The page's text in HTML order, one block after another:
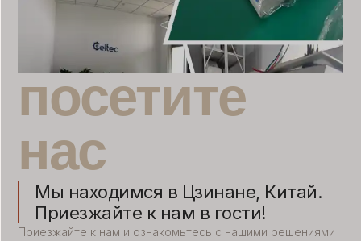
посетите
нас
Мы находимся в Цзинане, Китай.
Приезжайте к нам в гости!
Приезжайте к нам и ознакомьтесь с нашими решениями